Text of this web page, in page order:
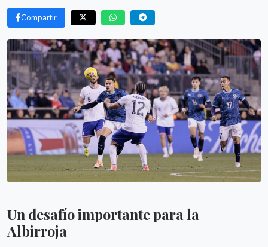
Compartir
Un desafío importante para la
Albirroja